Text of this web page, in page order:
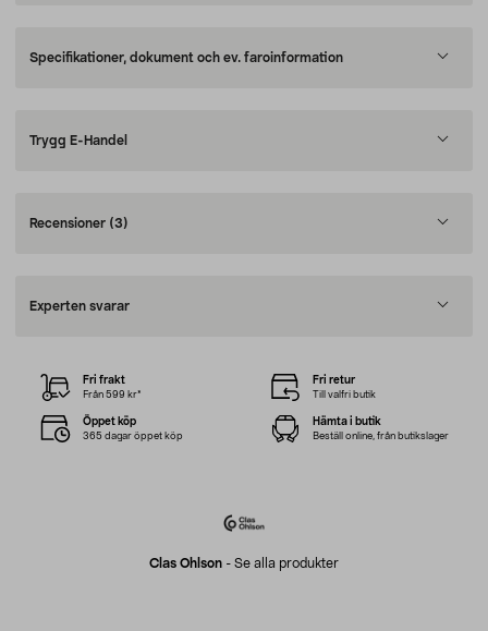
Specifikationer, dokument och ev. faroinformation
Trygg E-Handel
Recensioner (3)
Experten svarar
Clas Ohlson - Se alla produkter
Fri frakt
Från 599 kr*
Fri retur
Till valfri butik
Öppet köp
365 dagar öppet köp
Hämta i butik
Beställ online, från butikslager